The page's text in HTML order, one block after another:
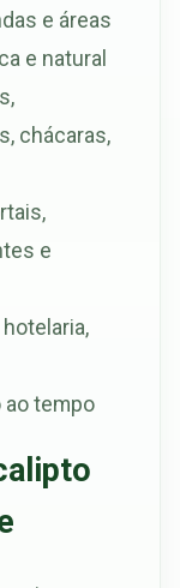
e áreas
e natural
chácaras,
e
tempo